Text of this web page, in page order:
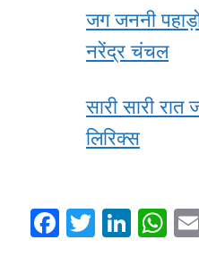
जग जननी
नरेंद्र चंचल
सारी सारी
लिरिक्स
F
T
Li
W